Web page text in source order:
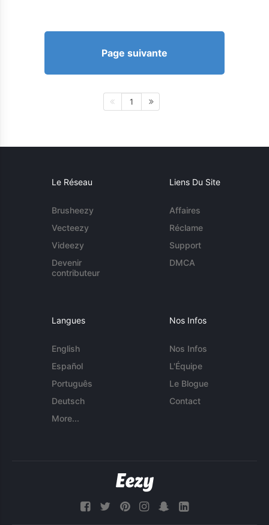
Page suivante
1
Le Réseau
Brusheezy
Vecteezy
Videezy
Devenir
contributeur
Liens Du Site
Affaires
Réclame
Support
DMCA
Langues
English
Español
Português
Deutsch
More...
Nos Infos
Nos Infos
L'Équipe
Le Blogue
Contact